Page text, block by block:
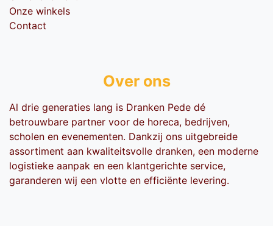
Onze winkels
Contact
Over ons
Al drie generaties lang is Dranken Pede dé
betrouwbare partner voor de horeca, bedrijven,
scholen en evenementen. Dankzij ons uitgebreide
assortiment aan kwaliteitsvolle dranken, een moderne
logistieke aanpak en een klantgerichte service,
garanderen wij een vlotte en efficiënte levering.